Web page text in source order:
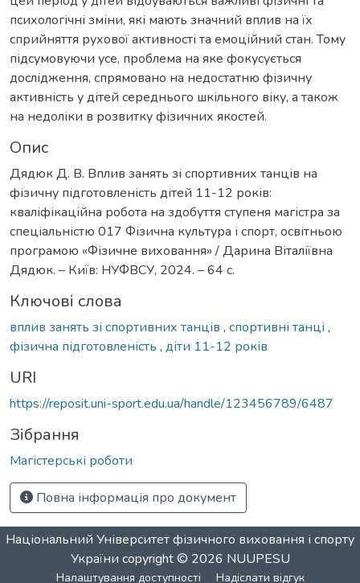
психологічні зміни, які мають значний вплив на їх
сприйняття рухової активності та емоційний стан. Тому
підсумовуючи усе, проблема на яке фокусується
дослідження, спрямовано на недостатню фізичну
активність у дітей середнього шкільного віку, а також
на недоліки в розвитку фізичних якостей.
Опис
Дядюк Д. В. Вплив занять зі спортивних танців на
фізичну підготовленість дітей 11-12 років:
кваліфікаційна робота на здобуття ступеня магістра за
спеціальністю 017 Фізична культура і спорт, освітньою
програмою «Фізичне виховання» / Дарина Віталіївна
Дядюк. – Київ: НУФВСУ, 2024. – 64 с.
Ключові слова
вплив занять зі спортивних танців , спортивні танці ,
фізична підготовленість , діти 11-12 років
URI
https://reposit.uni-sport.edu.ua/handle/123456789/6487
Зібрання
Магістерські роботи
Повна інформація про документ
Національний Університет фізичного виховання і спорту
України copyright © 2026 NUUPESU
Налаштування доступності Надіслати відгук